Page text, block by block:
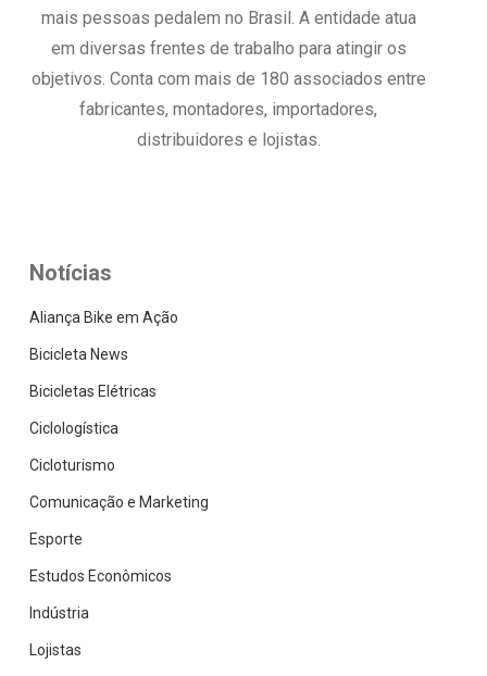
mais pessoas pedalem no Brasil. A entidade atua
em diversas frentes de trabalho para atingir os
objetivos. Conta com mais de 180 associados entre
fabricantes, montadores, importadores,
distribuidores e lojistas.
Notícias
Aliança Bike em Ação
Bicicleta News
Bicicletas Elétricas
Ciclologística
Cicloturismo
Comunicação e Marketing
Esporte
Estudos Econômicos
Indústria
Lojistas